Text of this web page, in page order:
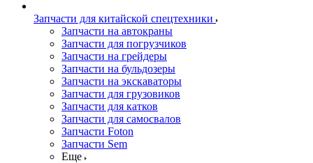
Запчасти для китайской спецтехники
Запчасти на автокраны
Запчасти для погрузчиков
Запчасти на грейдеры
Запчасти на бульдозеры
Запчасти на экскаваторы
Запчасти для грузовиков
Запчасти для катков
Запчасти для самосвалов
Запчасти Foton
Запчасти Sem
Еще